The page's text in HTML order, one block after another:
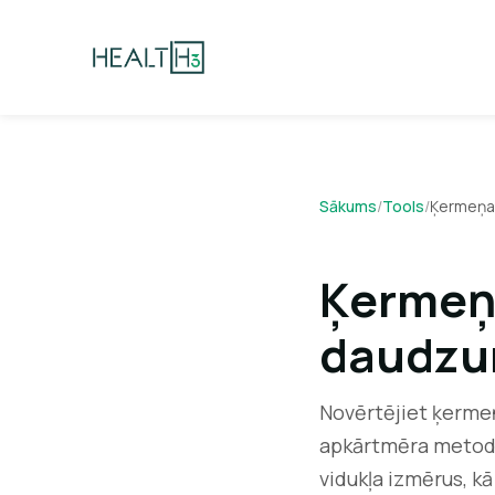
Sākums/Tools/
Novērtējiet
apkārtmēra
vidukļa izmērus,